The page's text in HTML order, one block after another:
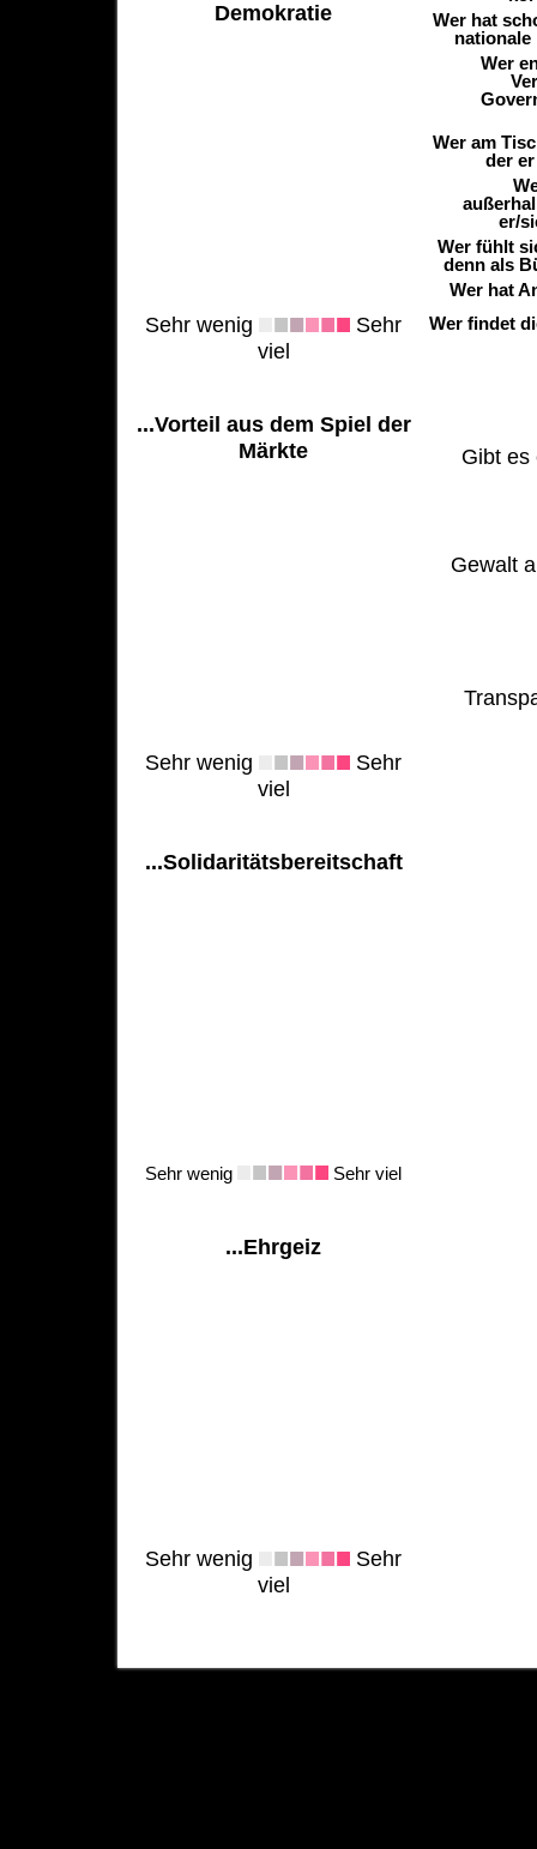
Demokratie
Sehr wenig
Sehr
viel
...Vorteil aus dem Spiel der
Märkte
Sehr wenig
Sehr
viel
...Solidaritätsbereitschaft
Sehr wenig Sehr viel
...Ehrgeiz
Sehr wenig
Sehr
viel
Wer hat
Wer
Wer am
der
er/
Wer fühlt
denn als
Wer hat
Wer findet
Gibt es
Gewalt